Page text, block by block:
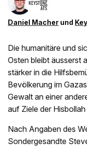
Daniel Macher und
Die humanitäre und
Osten bleibt äusserst
stärker in die
Bevölkerung im
Gewalt an einer
auf Ziele der
Nach Angaben des
Sondergesandte